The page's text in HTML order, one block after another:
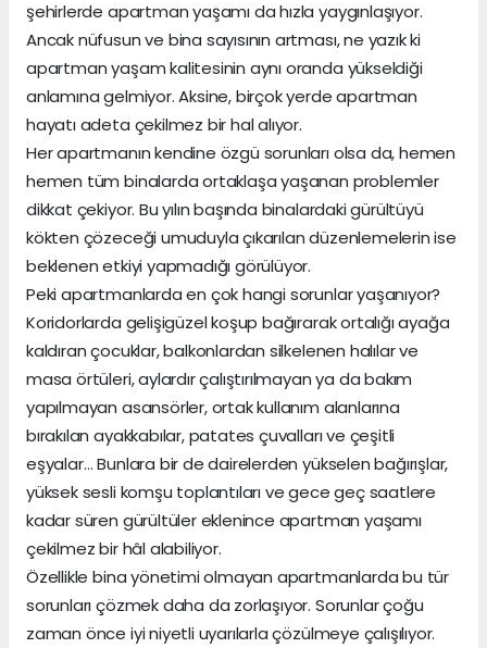
şehirlerde apartman yaşamı da hızla yaygınlaşıyor.
Ancak nüfusun ve bina sayısının artması, ne yazık ki
apartman yaşam kalitesinin aynı oranda yükseldiği
anlamına gelmiyor. Aksine, birçok yerde apartman
hayatı adeta çekilmez bir hal alıyor.
Her apartmanın kendine özgü sorunları olsa da, hemen
hemen tüm binalarda ortaklaşa yaşanan problemler
dikkat çekiyor. Bu yılın başında binalardaki gürültüyü
kökten çözeceği umuduyla çıkarılan düzenlemelerin ise
beklenen etkiyi yapmadığı görülüyor.
Peki apartmanlarda en çok hangi sorunlar yaşanıyor?
Koridorlarda gelişigüzel koşup bağırarak ortalığı ayağa
kaldıran çocuklar, balkonlardan silkelenen halılar ve
masa örtüleri, aylardır çalıştırılmayan ya da bakım
yapılmayan asansörler, ortak kullanım alanlarına
bırakılan ayakkabılar, patates çuvalları ve çeşitli
eşyalar… Bunlara bir de dairelerden yükselen bağırışlar,
yüksek sesli komşu toplantıları ve gece geç saatlere
kadar süren gürültüler eklenince apartman yaşamı
çekilmez bir hâl alabiliyor.
Özellikle bina yönetimi olmayan apartmanlarda bu tür
sorunları çözmek daha da zorlaşıyor. Sorunlar çoğu
zaman önce iyi niyetli uyarılarla çözülmeye çalışılıyor.